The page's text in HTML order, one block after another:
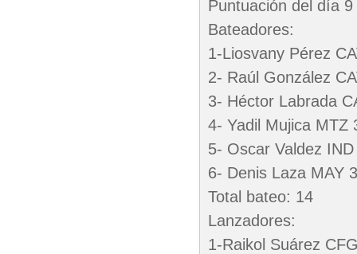
Puntuación del día 9
Bateadores:
1-Liosvany Pérez
2- Raúl González
3- Héctor Labrada
4- Yadil Mujica MTZ
5- Oscar Valdez
6- Denis Laza MAY 3
Total bateo: 14
Lanzadores:
1-Raikol Suárez